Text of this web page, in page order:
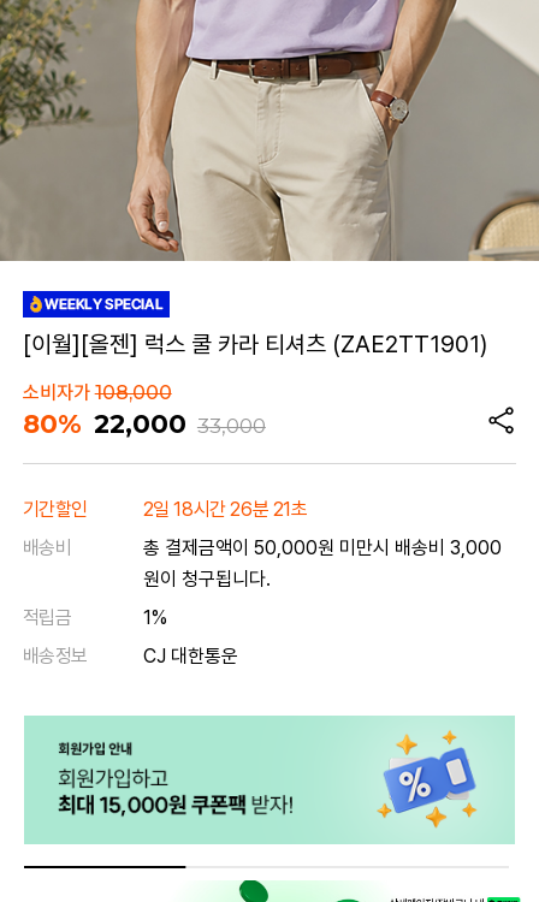
[이월][올젠] 럭스 쿨 카라 티셔츠 (ZAE2TT1901)
소비자가108,000
80% 22,000 33,000
기간할인
2일 18시간 26분 21초
배송비
총 결제금액이 50,000원 미만시 배송비 3,000
원이 청구됩니다.
적립금
1%
배송정보
CJ 대한통운